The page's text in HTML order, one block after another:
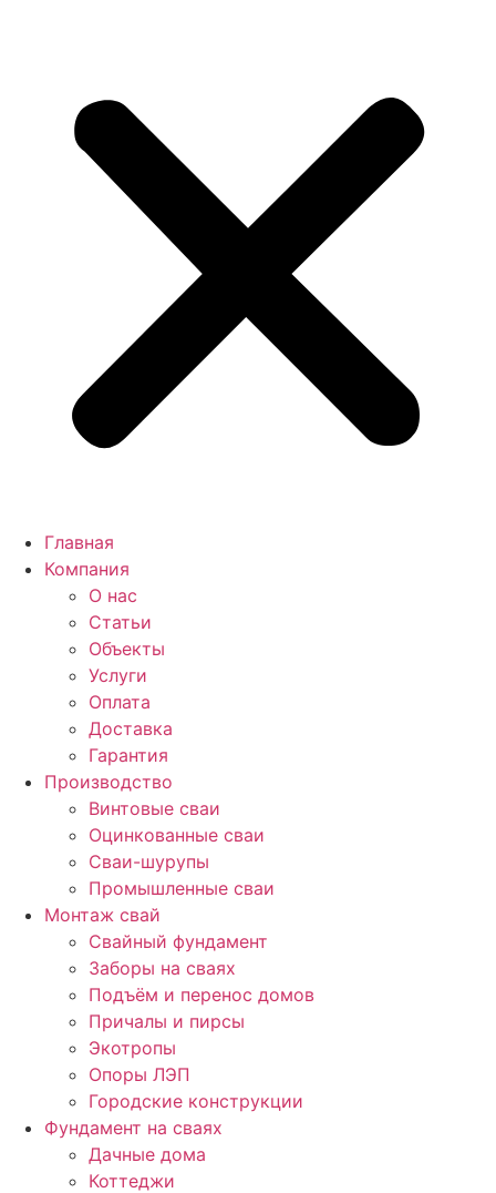
Главная
Компания
О нас
Статьи
Объекты
Услуги
Оплата
Доставка
Гарантия
Производство
Винтовые сваи
Оцинкованные сваи
Сваи-шурупы
Промышленные сваи
Монтаж свай
Свайный фундамент
Заборы на сваях
Подъём и перенос домов
Причалы и пирсы
Экотропы
Опоры ЛЭП
Городские конструкции
Фундамент на сваях
Дачные дома
Коттеджи